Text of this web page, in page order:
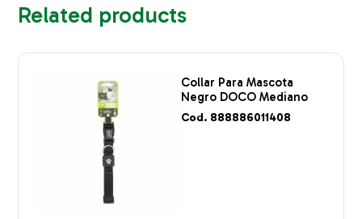
Related products
Collar Para Mascota
Negro DOCO Mediano
Cod. 888886011408